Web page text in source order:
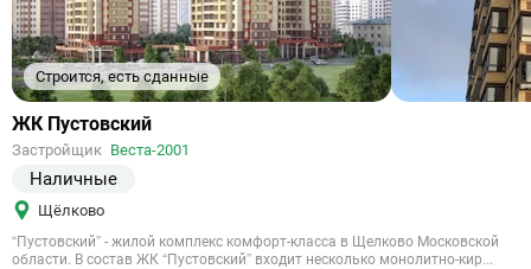
Строится, есть сданные
Ссылка
объект
ЖК Пустовский
Застройщик Веста-2001
Наличные
Щёлково
“Пустовский” - жилой комплекс комфорт-класса в Щелково Московской
области. В состав ЖК “Пустовский” входит несколько монолитно-кир...